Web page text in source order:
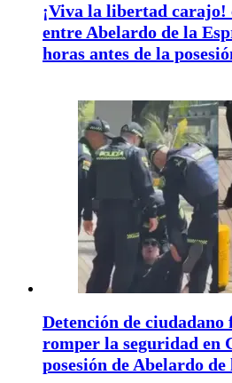
¡Viva la libertad carajo!
entre Abelardo de la
horas antes de la
Detención de
romper la seguridad en
posesión de Abelardo